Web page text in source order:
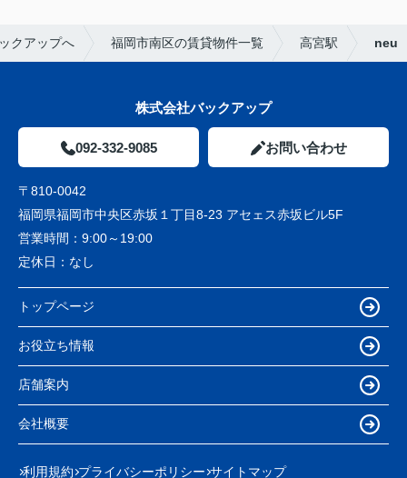
クアップへ 福岡市南区の賃貸物件一覧 高宮駅 neu
株式会社バックアップ
092-332-9085 お問い合わせ
〒810-0042
福岡県福岡市中央区赤坂１丁目8-23 アセェス赤坂ビル5F
営業時間： 9:00～19:00
定休日： なし
トップページ
お役立ち情報
店舗案内
会社概要
利用規約 プライバシーポリシー サイトマップ